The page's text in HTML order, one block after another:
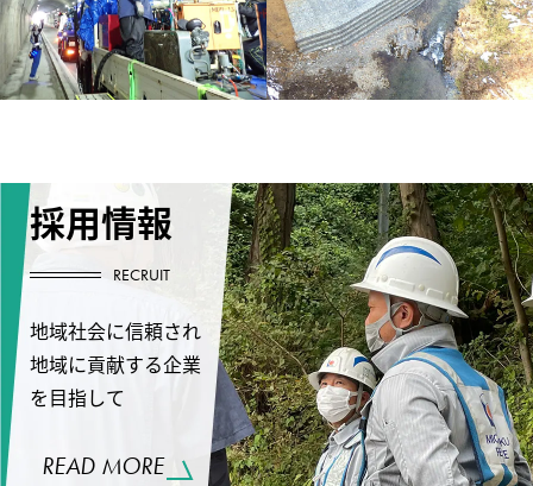
採用情報
RECRUIT
地域社会に信頼され
地域に貢献する企業
を目指して
READ MORE